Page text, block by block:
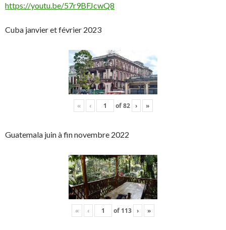
https://youtu.be/57r9BFJcwQ8
Cuba janvier et février 2023
« ‹ of82 › »
Guatemala juin à fin novembre 2022
« ‹ of 113 › »